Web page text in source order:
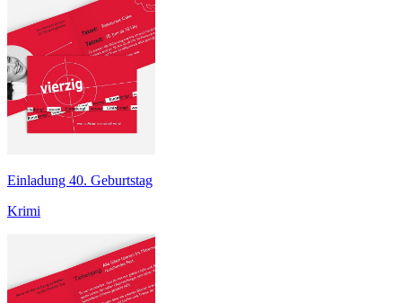
Einladung 40. Geburtstag
Krimi